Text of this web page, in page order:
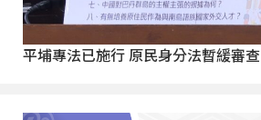
平埔專法已施行 原民身分法暫緩審查